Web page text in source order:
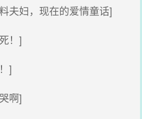
夫妇，现在的爱情童话]
！]
]
啊]